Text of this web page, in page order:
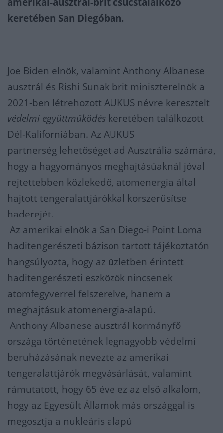
keretében San Diegóban.
Joe Biden elnök, valamint Anthony Albanese
ausztrál és Rishi Sunak brit miniszterelnök a
2021-ben létrehozott AUKUS névre keresztelt
védelmi együttműködés keretében találkozott
Dél-Kaliforniában. Az AUKUS
partnerség lehetőséget ad Ausztrália számára,
hogy a hagyományos meghajtásúaknál jóval
rejtettebben közlekedő, atomenergia által
hajtott tengeralattjárókkal korszerűsítse
haderejét.
Az amerikai elnök a San Diego-i Point Loma
haditengerészeti bázison tartott tájékoztatón
hangsúlyozta, hogy az üzletben érintett
haditengerészeti eszközök nincsenek
atomfegyverrel felszerelve, hanem a
meghajtásuk atomenergia-alapú.
Anthony Albanese ausztrál kormányfő
országa történetének legnagyobb védelmi
beruházásának nevezte az amerikai
tengeralattjárók megvásárlását, valamint
rámutatott, hogy 65 éve ez az első alkalom,
hogy az Egyesült Államok más országgal is
megosztja a nukleáris alapú